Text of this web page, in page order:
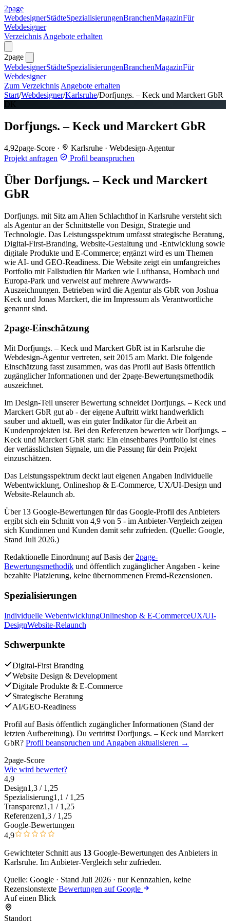
2page
WebdesignerStädteSpezialisierungenBranchenMagazinFür
Webdesigner
Verzeichnis Angebote erhalten
2page
WebdesignerStädteSpezialisierungenBranchenMagazinFür
Webdesigner
Zum Verzeichnis Angebote erhalten
Start/Webdesigner/Karlsruhe/Dorfjungs. – Keck und Marckert GbR
DK
Dorfjungs. – Keck und Marckert GbR
4,92page-Score · Karlsruhe · Webdesign-Agentur
Projekt anfragen
Profil beanspruchen
Über Dorfjungs. – Keck und Marckert
GbR
Dorfjungs. mit Sitz am Alten Schlachthof in Karlsruhe versteht sich
als Agentur an der Schnittstelle von Design, Strategie und
Technologie. Das Leistungsspektrum umfasst strategische Beratung,
Digital-First-Branding, Website-Gestaltung und -Entwicklung sowie
digitale Produkte und E-Commerce; ergänzt wird es um Themen
wie AI- und GEO-Readiness. Die Website zeigt ein umfangreiches
Portfolio mit Fallstudien für Marken wie Lufthansa, Hornbach und
Europa-Park und verweist auf mehrere Awwwards-
Auszeichnungen. Betrieben wird die Agentur als GbR von Joshua
Keck und Jonas Marckert, die im Impressum als Verantwortliche
genannt sind.
2page-Einschätzung
Mit Dorfjungs. – Keck und Marckert GbR ist in Karlsruhe die
Webdesign-Agentur vertreten, seit 2015 am Markt. Die folgende
Einschätzung fasst zusammen, was das Profil auf Basis öffentlich
zugänglicher Informationen und der 2page-Bewertungsmethodik
auszeichnet.
Im Design-Teil unserer Bewertung schneidet Dorfjungs. – Keck und
Marckert GbR gut ab - der eigene Auftritt wirkt handwerklich
sauber und aktuell, was ein guter Indikator für die Arbeit an
Kundenprojekten ist. Bei den Referenzen bewerten wir Dorfjungs. –
Keck und Marckert GbR stark: Ein einsehbares Portfolio ist eines
der verlässlichsten Signale, um die Passung für dein Projekt
einzuschätzen.
Das Leistungsspektrum deckt laut eigenen Angaben Individuelle
Webentwicklung, Onlineshop & E-Commerce, UX/UI-Design und
Website-Relaunch ab.
Über 13 Google-Bewertungen für das Google-Profil des Anbieters
ergibt sich ein Schnitt von 4,9 von 5 - im Anbieter-Vergleich zeigen
sich Kundinnen und Kunden damit sehr zufrieden. (Quelle: Google,
Stand Juli 2026.)
Redaktionelle Einordnung auf Basis der 2page-
Bewertungsmethodik und öffentlich zugänglicher Angaben - keine
bezahlte Platzierung, keine übernommenen Fremd-Rezensionen.
Spezialisierungen
Individuelle WebentwicklungOnlineshop & E-CommerceUX/UI-
DesignWebsite-Relaunch
Schwerpunkte
Digital-First Branding
Website Design & Development
Digitale Produkte & E-Commerce
Strategische Beratung
AI/GEO-Readiness
Profil auf Basis öffentlich zugänglicher Informationen (Stand der
letzten Aufbereitung). Du vertrittst Dorfjungs. – Keck und Marckert
GbR? Profil beanspruchen und Angaben aktualisieren →
2page-Score
Wie wird bewertet?
4,9
Design1,3 / 1,25
Spezialisierung1,1 / 1,25
Transparenz1,1 / 1,25
Referenzen1,3 / 1,25
Google-Bewertungen
4,9
Gewichteter Schnitt aus 13 Google-Bewertungen des Anbieters in
Karlsruhe. Im Anbieter-Vergleich sehr zufrieden.
Quelle: Google · Stand Juli 2026 · nur Kennzahlen, keine
Rezensionstexte Bewertungen auf Google
Auf einen Blick
Standort